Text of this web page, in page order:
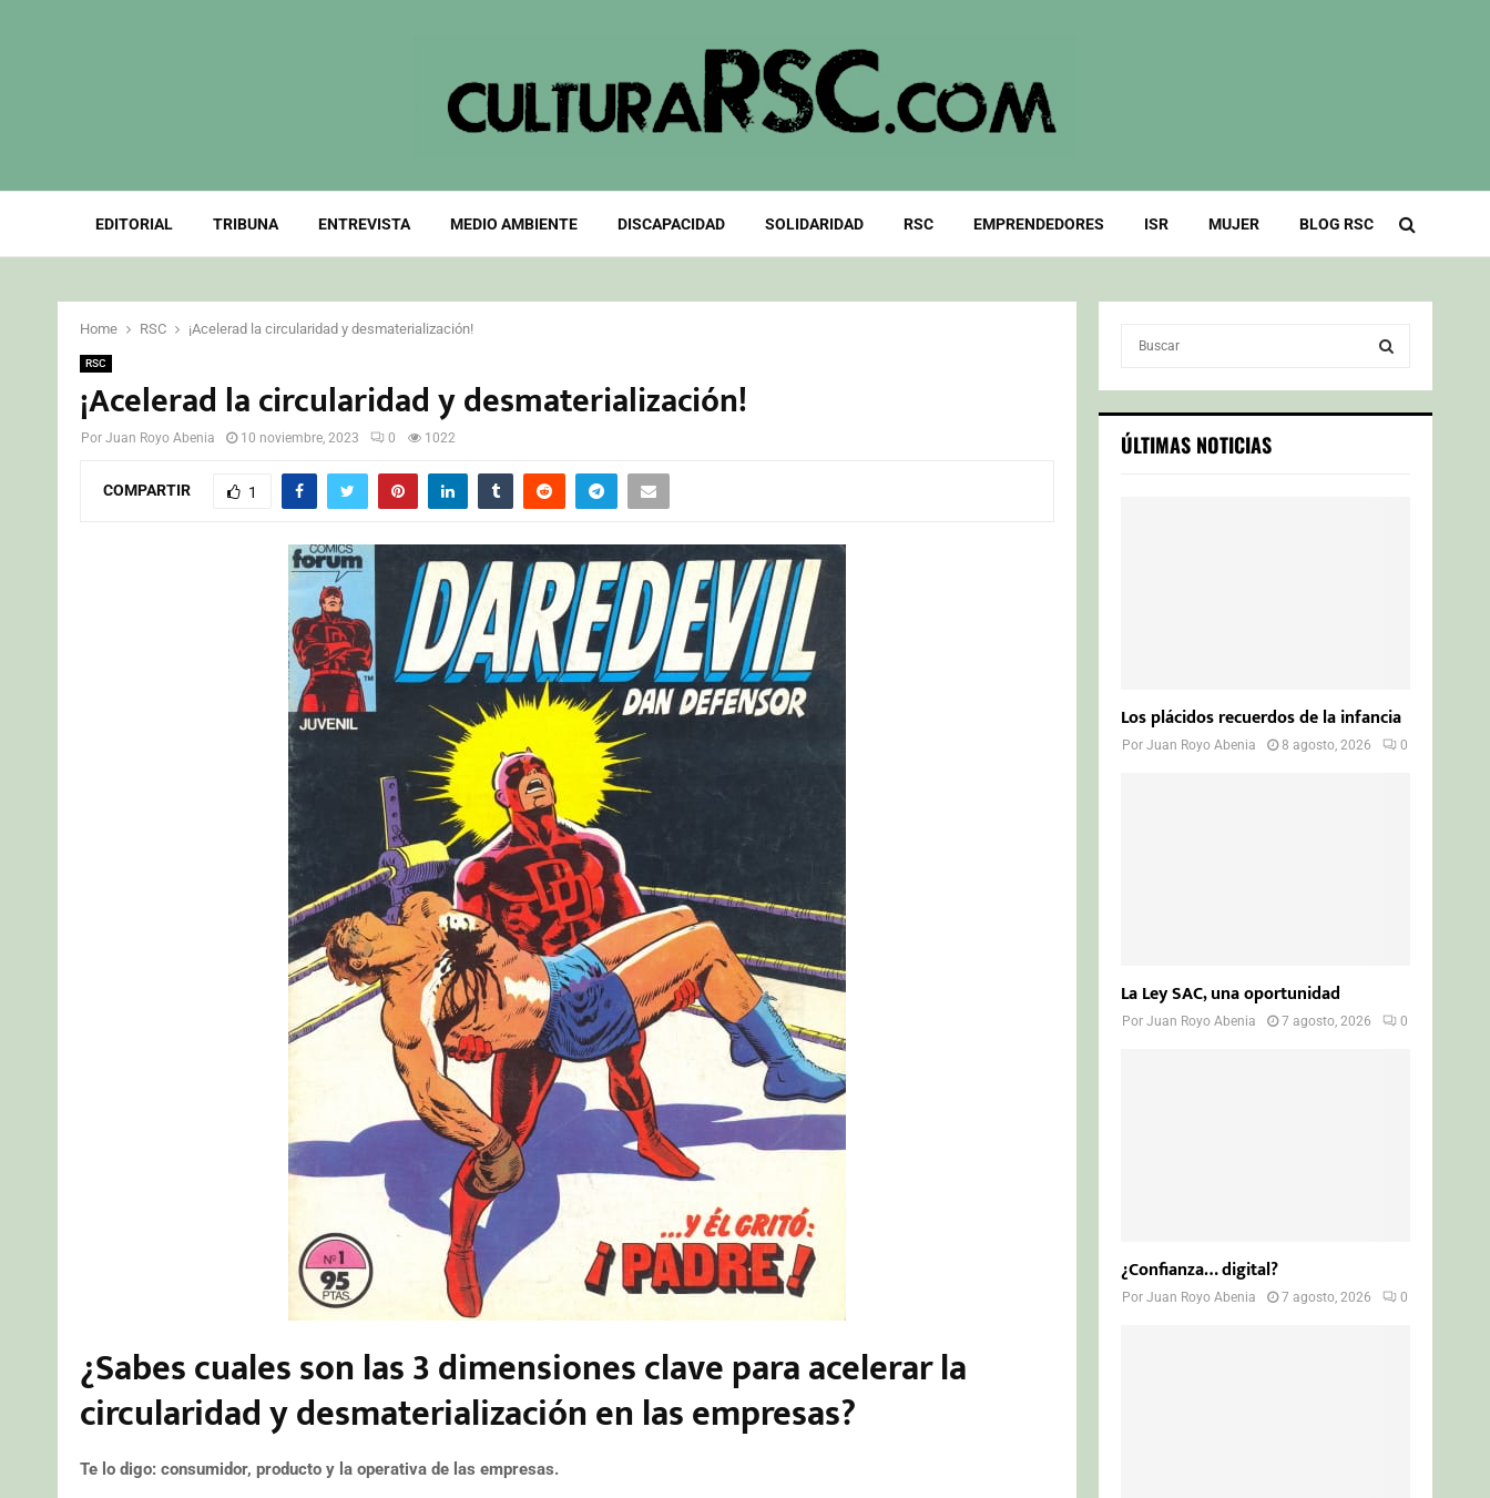
EDITORIAL TRIBUNA ENTREVISTA MEDIO AMBIENTE DISCAPACIDAD SOLIDARIDAD RSC EMPRENDEDORES ISR MUJER BLOG RSC
Home RSC ¡Acelerad la circularidad y desmaterialización!
RSC
¡Acelerad la circularidad y desmaterialización!
Por Juan Royo Abenia 10 noviembre, 2023 0 1022
COMPARTIR 1
¿Sabes cuales son las 3 dimensiones clave para acelerar la
circularidad y desmaterialización en las empresas?
Te lo digo: consumidor, producto y la operativa de las empresas.
c
h
S
ÚLTIMAS NOTICIAS
Los plácidos recuerdos de la infancia
PorJuan Royo Abenia 8 agosto, 2026 0
La Ley SAC, una oportunidad
PorJuan Royo Abenia 7 agosto, 2026 0
¿Confianza… digital?
PorJuan Royo Abenia 7 agosto, 2026 0